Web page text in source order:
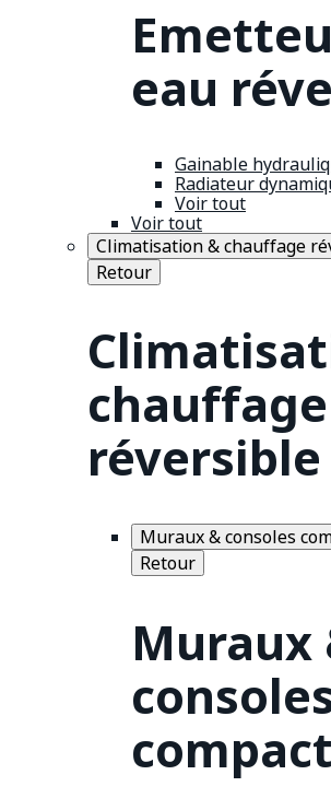
eau
Gainable
Radiateur
Voir tout
Voir tout
Climatisation & chauffage
Retour
chauffage
réversible
Muraux & consoles
Retour
Muraux